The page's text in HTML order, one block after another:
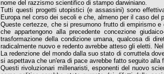
nome del razzismo scientifico di stampo darwiniano.
Tutti questi progetti utopistici (e assassini) sono
Europa nel corso dei secoli e che, almeno per il caso del
Queste certezze, che si presumono frutto di empirismo
che appartengono alla precedente concezione
trasformazione della condizione umana, qualcosa di
radicalmente nuovo e redento avrebbe atteso gli eletti.
La redenzione del mondo dalla suo stato di corruttela
si aspettava che un'era di pace avrebbe fatto seguito alla
Questi rivoluzionari millenaristi, esponenti del nuovo